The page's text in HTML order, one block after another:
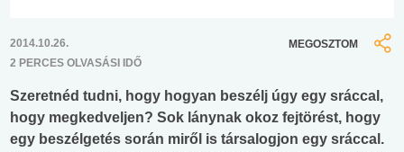
2014.10.26.
2 PERCES OLVASÁSI IDŐ
MEGOSZTOM
Szeretnéd tudni, hogy hogyan beszélj úgy egy sráccal,
hogy megkedveljen? Sok lánynak okoz fejtörést, hogy
egy beszélgetés során miről is társalogjon egy sráccal.